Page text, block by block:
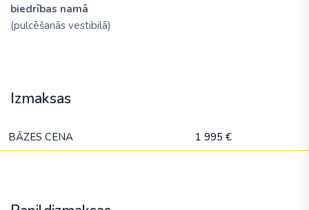
biedrības namā
(pulcēšanās vestibilā)
Izmaksas
BĀZES CENA 1 995 €